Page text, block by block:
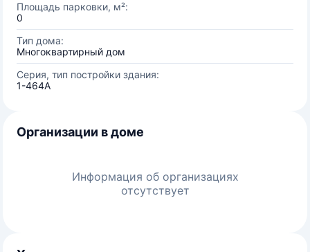
Площадь парковки, м²:
0
Тип дома:
Многоквартирный дом
Серия, тип постройки здания:
1-464А
Организации в доме
Информация об организациях
отсутствует